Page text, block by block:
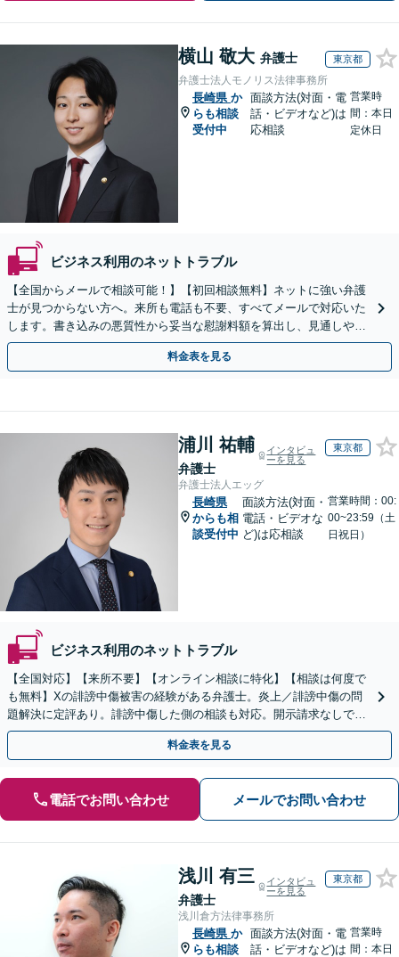
横山 敬大 弁護士 東京都
弁護士法人モノリス法律事務所
長崎県 か
らも相談
受付中
面談方法(対面・電
話・ビデオなど)は
応相談
営業時
間：本日
定休日
ビジネス利用のネットトラブル
【全国からメールで相談可能！】【初回相談無料】ネットに強い弁護
士が見つからない方へ。来所も電話も不要、すべてメールで対応いた
します。書き込みの悪質性から妥当な慰謝料額を算出し、見通しや費
用面のリスクも包み隠さずお伝えしサポートします。
料金表を見る
浦川 祐輔
弁護士
インタビュ
ーを見る
東京都
弁護士法人エッグ
長崎県
からも相
談受付中
面談方法(対面・
電話・ビデオな
ど)は応相談
営業時間：00:
00~23:59（土
日祝日）
ビジネス利用のネットトラブル
【全国対応】【来所不要】【オンライン相談に特化】【相談は何度で
も無料】Xの誹謗中傷被害の経験がある弁護士。炎上／誹謗中傷の問
題解決に定評あり。誹謗中傷した側の相談も対応。開示請求なしで本
人の特定ができる場合もあり。
料金表を見る
電話でお問い合わせ メールでお問い合わせ
浅川 有三
弁護士
インタビュ
ーを見る
東京都
浅川倉方法律事務所
長崎県 か
らも相談
面談方法(対面・電
話・ビデオなど)は
営業時
間：本日